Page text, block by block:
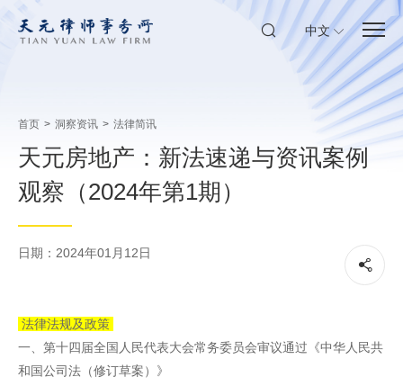
中文
首页 > 洞察资讯 > 法律简讯
天元房地产：新法速递与资讯案例
观察（2024年第1期）
日期：2024年01月12日
法律法规及政策
一、第十四届全国人民代表大会常务委员会审议通过《中华人民共
和国公司法（修订草案）》